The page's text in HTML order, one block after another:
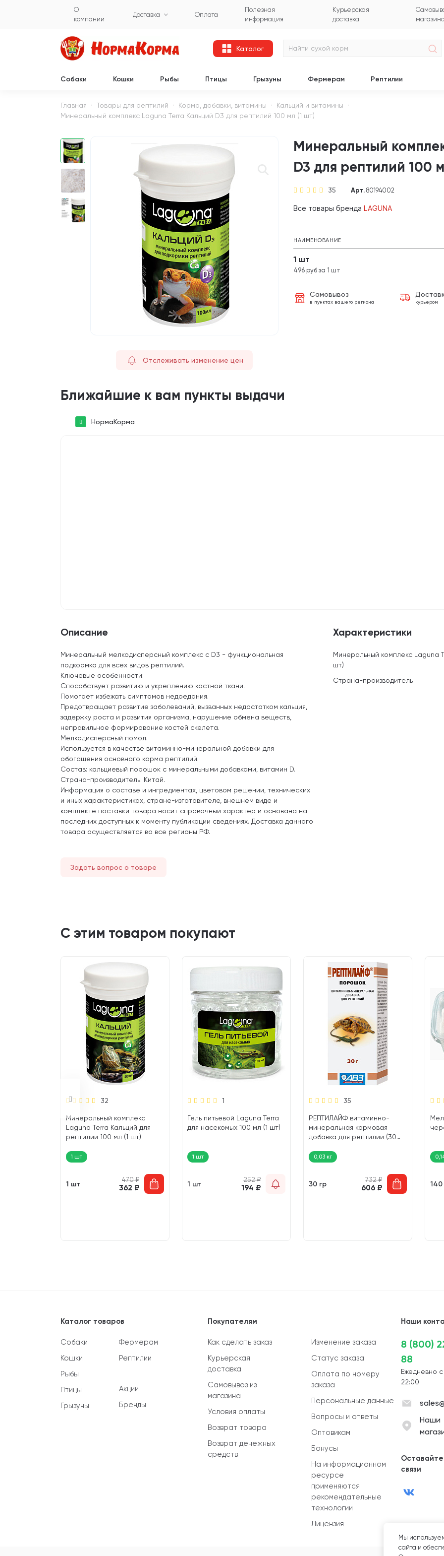
О
компании
Доставка Оплата
Полезная
информация
Курьерская
доставка
Каталог
Собаки Кошки Рыбы Птицы Грызуны Фермерам Рептилии
Главная Товары для рептилий Корма, добавки, витамины
Кальций и витамины
Минеральный комплекс Laguna Terra Кальций D3 для рептилий 100 мл (1 шт)
Отслеживать изменение цен
Минеральный
D3 для рептилий 100
35 Арт. 80194002
Все товары бренда LAGUNA
НАИМЕНОВАНИЕ
1 шт
496 руб за 1 шт
Самовывоз
в пунктах вашего региона курьером
Ближайшие к вам пункты выдачи
НормаКорма
Описание
Минеральный мелкодисперсный комплекс с D3 - функциональная
подкормка для всех видов рептилий.
Ключевые особенности:
Способствует развитию и укреплению костной ткани.
Помогает избежать симптомов недоедания.
Предотвращает развитие заболеваний, вызванных недостатком кальция,
задержку роста и развития организма, нарушение обмена веществ,
неправильное формирование костей скелета.
Мелкодисперсный помол.
Используется в качестве витаминно-минеральной добавки для
обогащения основного корма рептилий.
Состав: кальциевый порошок с минеральными добавками, витамин D.
Страна-производитель: Китай.
Информация о составе и ингредиентах, цветовом решении, технических
и иных характеристиках, стране-изготовителе, внешнем виде и
комплекте поставки товара носит справочный характер и основана на
последних доступных к моменту публикации сведениях. Доставка данного
товара осуществляется во все регионы РФ.
Задать вопрос о товаре
Характеристики
Минеральный комплекс Laguna
шт)
Страна-производитель
С этим товаром покупают
32
Минеральный комплекс
Laguna Terra Кальций для
рептилий 100 мл (1 шт)
1 шт
1 шт
470₽
362 ₽
1
Гель питьевой Laguna Terra
для насекомых 100 мл (1 шт)
1 шт
1 шт
252₽
194 ₽
35
РЕПТИЛАЙФ витаминно-
минеральная кормовая
добавка для рептилий (30
0,03 кг
30 гр
732₽
606 ₽ 140
Каталог товаров
Собаки
Кошки
Рыбы
Птицы
Грызуны
Фермерам
Рептилии
Акции
Бренды
Покупателям
Как сделать заказ
Курьерская
доставка
Самовывоз из
магазина
Условия оплаты
Возврат товара
Возврат денежных
средств
Изменение заказа
Статус заказа
Оплата по номеру
заказа
Персональные данные
Вопросы и ответы
Оптовикам
Бонусы
На информационном
ресурсе
применяются
рекомендательные
технологии
Лицензия
Наши
8 (800)
88
Ежедневно
22:00
Наши
связи
Мы
сайта и